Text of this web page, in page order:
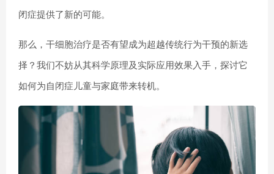
闭症提供了新的可能。
那么，干细胞治疗是否有望成为超越传统行为干预的新选
择？我们不妨从其科学原理及实际应用效果入手，探讨它
如何为自闭症儿童与家庭带来转机。